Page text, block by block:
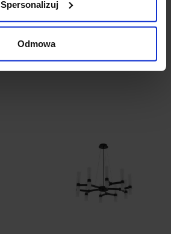
Spersonalizuj
Odmowa